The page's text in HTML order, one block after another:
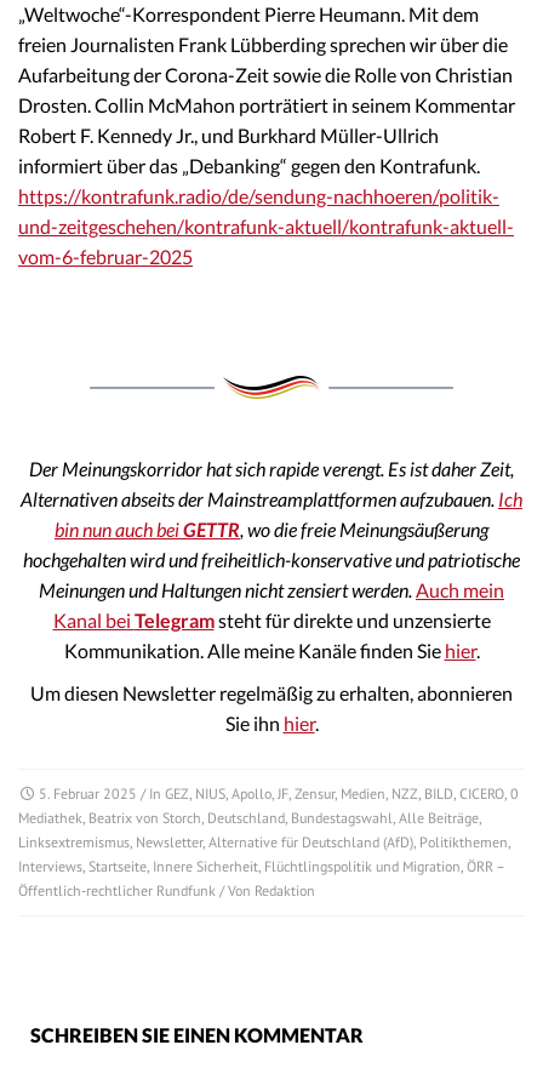
„Weltwoche“-Korrespondent Pierre Heumann. Mit dem
freien Journalisten Frank Lübberding sprechen wir über die
Aufarbeitung der Corona-Zeit sowie die Rolle von Christian
Drosten. Collin McMahon porträtiert in seinem Kommentar
Robert F. Kennedy Jr., und Burkhard Müller-Ullrich
informiert über das „Debanking“ gegen den Kontrafunk.
https://kontrafunk.radio/de/sendung-nachhoeren/politik-
und-zeitgeschehen/kontrafunk-aktuell/kontrafunk-aktuell-
vom-6-februar-2025
Der Meinungskorridor hat sich rapide verengt. Es ist daher Zeit,
Alternativen abseits der Mainstreamplattformen aufzubauen. Ich
bin nun auch beiGETTR, wo die freie Meinungsäußerung
hochgehalten wird und freiheitlich-konservative und patriotische
Meinungen und Haltungen nicht zensiert werden.Auch mein
Kanal bei Telegramsteht für direkte und unzensierte
Kommunikation. Alle meine Kanäle finden Sie hier.
Um diesen Newsletter regelmäßig zu erhalten, abonnieren
Sie ihn hier.
5. Februar 2025 / In GEZ NIUS Apollo JF Zensur, Medien NZZ BILD CICERO 0
Mediathek Beatrix von Storch Deutschland Bundestagswahl Alle Beiträge
Linksextremismus Newsletter, Alternative für Deutschland (AfD) Politikthemen
Interviews Startseite Innere Sicherheit Flüchtlingspolitik und Migration ÖRR –
Öffentlich-rechtlicher Rundfunk / Von Redaktion
SCHREIBEN SIE EINEN KOMMENTAR